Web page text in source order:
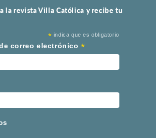
la revista Villa Católica y recibe tu
* indica que es obligatorio
correo electrónico*